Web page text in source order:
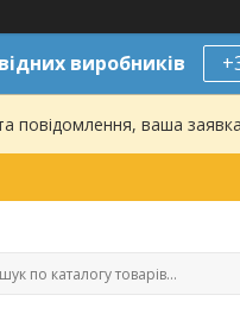
виробників
ваша